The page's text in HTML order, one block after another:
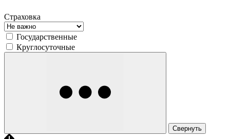
Страховка
Государственные
Круглосуточные
Свернуть